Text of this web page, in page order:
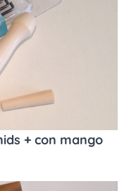
+ con mango